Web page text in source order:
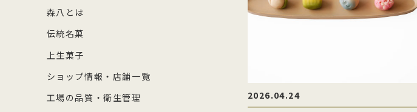
2026.04.24
森八とは
伝統名菓
上生菓子
ショップ情報・店舗一覧
工場の品質・衛生管理